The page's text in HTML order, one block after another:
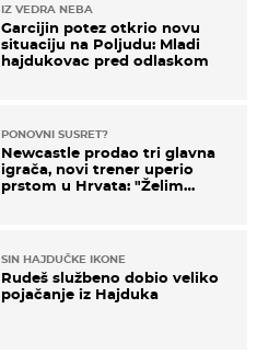
IZ VEDRA NEBA
Garcijin potez otkrio novu
situaciju na Poljudu: Mladi
hajdukovac pred odlaskom
PONOVNI SUSRET?
Newcastle prodao tri glavna
igrača, novi trener uperio
prstom u Hrvata: "Želim
SIN HAJDUČKE IKONE
Rudeš službeno dobio veliko
pojačanje iz Hajduka